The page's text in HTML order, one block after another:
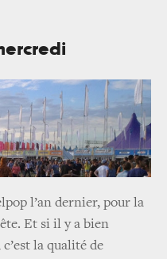
l’an dernier, pour la
Et si il y a bien
la qualité de